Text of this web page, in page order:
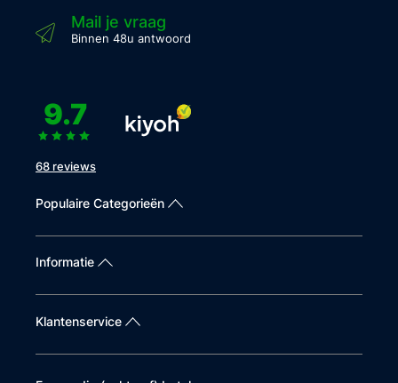
Mail je vraag
Binnen 48u antwoord
9.7
68 reviews
Populaire Categorieën
Informatie
Klantenservice